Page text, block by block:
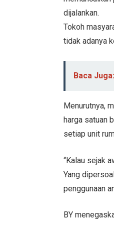
dijalankan.
Tokoh
tidak adanya
Baca Juga:
Menurutnya,
harga satuan
setiap unit
“Kalau sejak
Yang
penggunaan
BY